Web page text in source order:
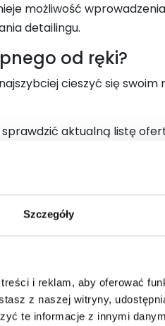
Szczegóły
i reklam, aby oferować
z naszej witryny,
te informacje z innymi
możliwość
detailingu.
od ręki?
cieszyć się swoim
sprawdzić aktualną listę
odbiór może nastąpić
termin dostarczenia.
– różnice
określone wymagania
proces trwa dłużej, ale